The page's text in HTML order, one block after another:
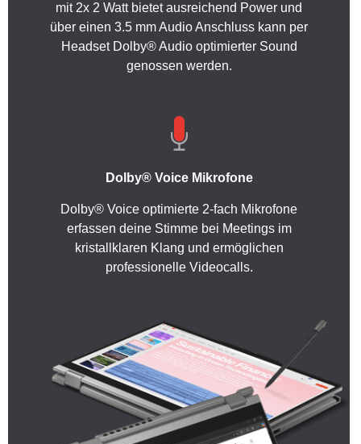
mit 2x 2 Watt bietet ausreichend Power und
über einen 3.5 mm Audio Anschluss kann per
Headset Dolby® Audio optimierter Sound
genossen werden.
Dolby® Voice Mikrofone
Dolby® Voice optimierte 2-fach Mikrofone
erfassen deine Stimme bei Meetings im
kristallklaren Klang und ermöglichen
professionelle Videocalls.